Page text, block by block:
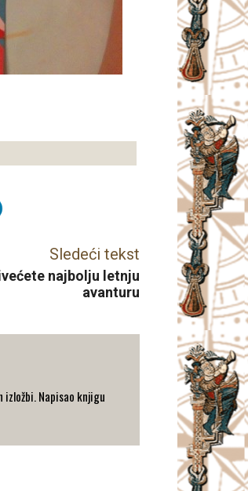
Sledeći tekst
najbolju letnju
avanturu
izložbi. Napisao knjigu